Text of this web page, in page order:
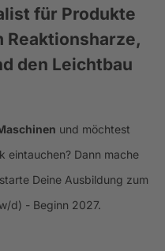
für Produkte
Reaktionsharze,
den Leichtbau
und möchtest
eintauchen? Dann mache
Deine Ausbildung zum
d) - Beginn 2027.